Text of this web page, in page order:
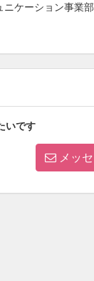
ケーション事業
いです
メッ